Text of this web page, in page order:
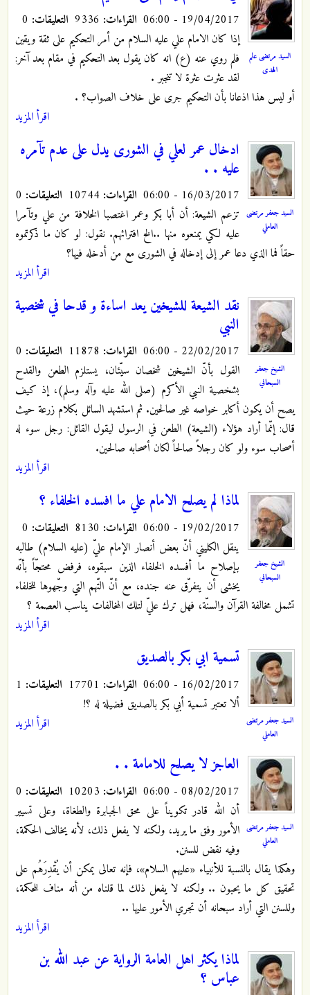
السيد مرتضى علم
الهدى
19/04/2017 - 06:00 القراءات: التعليقات:
إذا كان الامام علي عليه السلام من أمر التحكيم على ثقة ويقين
فلم روي عنه (ع) انه كان يقول بعد التحكيم في مقام بعد آخر:
لقد عثرت عثرة لا تنجبر .
أو ليس هذا اذعانا بأن التحكيم جرى على خلاف الصواب؟ .
اقرأ المزيد
السيد جعفر مرتضى
العاملي
ادخال عمر لعلي في الشورى يدل على عدم تآمره
عليه . .
16/03/2017 - 06:00 القراءات: التعليقات:
تزعم الشيعة: أن أبا بكر وعمر اغتصبا الخلافة من علي وتآمرا
عليه لكي يمنعوه منها ..الخ افترائهم. نقول: لو كان ما ذكرتموه
حقاً فما الذي دعا عمر إلى إدخاله في الشورى مع من أدخله فيها؟
اقرأ المزيد
الشيخ جعفر
السبحاني
نقد الشيعة للشيخين يعد اساءة و قدحا في شخصية
النبي
22/02/2017 - 06:00 القراءات: التعليقات:
القول بأنّ الشيخين شخصان سيّئان، يستلزم الطعن والقدح
بشخصية النبي الأكرم (صلى الله عليه وآله وسلم)، إذ كيف
يصح أن يكون أكابر خواصه غير صالحين. ثم استشهد السائل بكلام زرعة حيث
قال: إنّما أراد هؤلاء (الشيعة) الطعن في الرسول ليقول القائل: رجل سوء له
أصحاب سوء ولو كان رجلاً صالحاً لكان أصحابه صالحين.
اقرأ المزيد
الشيخ جعفر
السبحاني
لماذا لم يصلح الامام علي ما افسده الخلفاء ؟
19/02/2017 - 06:00 القراءات: التعليقات:
ينقل الكليني أنّ بعض أنصار الإمام عليّ (عليه السلام) طالبه
بإصلاح ما أفسده الخلفاء الذين سبقوه، فرفض محتجّاً بأنّه
يخشى أن يتفرّق عنه جنده، مع أنّ التّهم التي وجّهوها للخلفاء
تشمل مخالفة القرآن والسنّة، فهل ترك عليّ لتلك المخالفات يناسب العصمة ؟
اقرأ المزيد
السيد جعفر مرتضى
العاملي
تسمية ابي بكر بالصديق
16/02/2017 - 06:00 القراءات: التعليقات:
ألا تعتبر تسمية أبي بكر بالصديق فضيلة له ؟!
اقرأ المزيد
السيد جعفر مرتضى
العاملي
العاجز لا يصلح للامامة . .
08/02/2017 - 06:00 القراءات: التعليقات:
أن الله قادر تكويناً على محق الجبابرة والطغاة، وعلى تسيير
الأمور وفق ما يريد، ولكنه لا يفعل ذلك، لأنه يخالف الحكمة،
وفيه نقض للسنن.
وهكذا يقال بالنسبة للأنبياء «عليهم السلام»، فإنه تعالى يمكن أن يُقْدِرَهُم على
تحقيق كل ما يحبون .. ولكنه لا يفعل ذلك لما قلناه من أنه مناف للحكمة،
وللسنن التي أراد سبحانه أن تجري الأمور عليها ..
اقرأ المزيد
لماذا يكثر اهل العامة الرواية عن عبد الله بن
عباس ؟